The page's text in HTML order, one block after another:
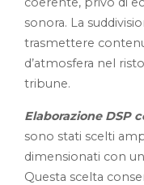
sonora. La
trasmettere
d’atmosfera nel
tribune.
Elaborazione DSP
sono stati scelti
dimensionati con
Questa scelta